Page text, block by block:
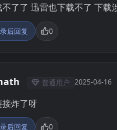
了了 迅雷也下载不了 下载
后回复 0
普通用户 2025-04-16
炸了呀
后回复 0